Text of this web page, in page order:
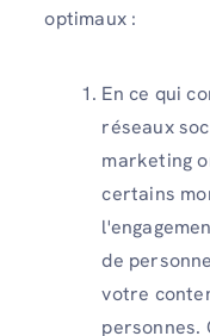
optimaux :
En ce qui
réseaux
marketing
certains
de
votre
personnes.